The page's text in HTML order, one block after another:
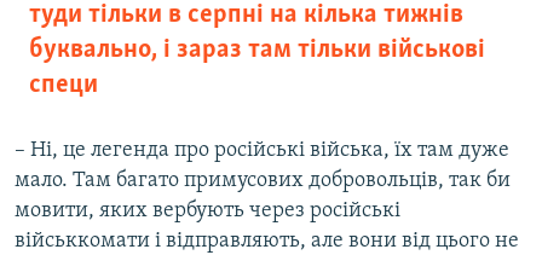
туди тільки в серпні на кілька тижнів
буквально, і зараз там тільки військові
специ
– Ні, це легенда про російські війська, їх там дуже
мало. Там багато примусових добровольців, так би
мовити, яких вербують через російські
військкомати і відправляють, але вони від цього не